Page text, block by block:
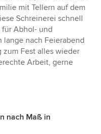
mit Tellern auf dem
Schreinerei schnell
Abhol- und
lange nach Feierabend
zum Fest alles wieder
Arbeit, gerne
nach Maß in